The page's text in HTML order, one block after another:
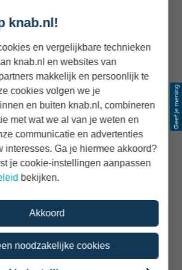
op betaald geboorteverlof. Zo’n
voor vrouwelijke ondernemers.
zzp’ers onbekend
zelfstandig ondernemers
bekend. Veel zzp’ers die nog geen
en dat wel willen – weten niet dat
een uitkering kunnen krijgen
54% van de vrouwen en 70% van
kinderwens kent deze ZEZ-
zelfstandig ondernemers
aanvragen via het UWV. Zij
geboorte minimaal 16 weken een
van het minimumloon.
knab.nl!
en vergelijkbare technieken
knab.nl en websites van
makkelijk en persoonlijk te
cookies volgen we je
en buiten knab.nl, combineren
met wat we al van je weten en
communicatie en advertenties
interesses. Ga je hiermee akkoord?
je cookie-instellingen aanpassen
bekijken.
Akkoord
noodzakelijke cookies